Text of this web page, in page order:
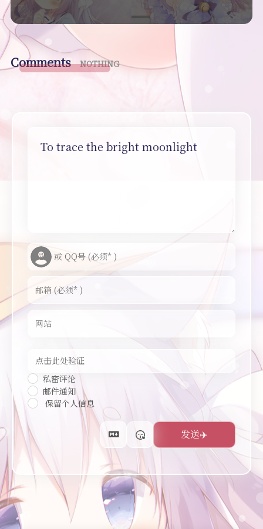
Comments NOTHING
To trace the bright moonlight
私密评论
邮件通知
保留个人信息